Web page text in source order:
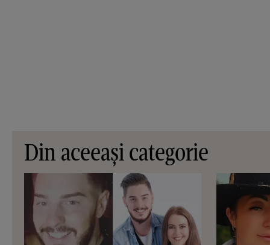
Din aceeași categorie